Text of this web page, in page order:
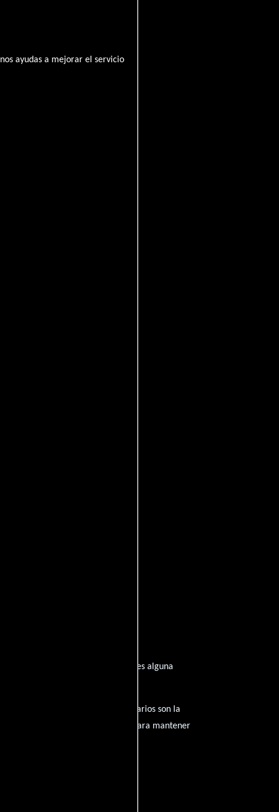
ayudas a mejorar el servicio
inspirado de su trayectoria? ¿Tienes alguna
y amantes del cine, y tus comentarios son la
inapropiado será eliminado para mantener